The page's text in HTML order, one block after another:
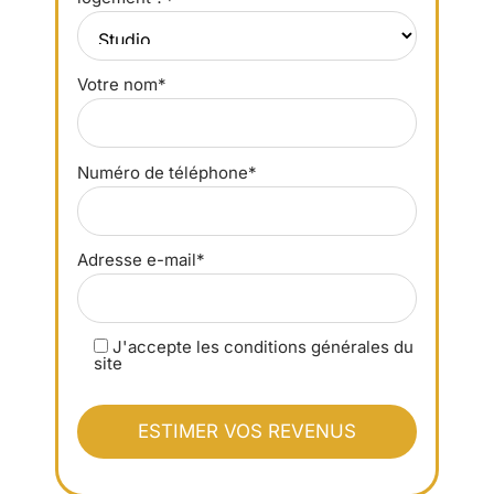
Votre nom*
Numéro de téléphone*
Adresse e-mail*
J'accepte les conditions générales du
site